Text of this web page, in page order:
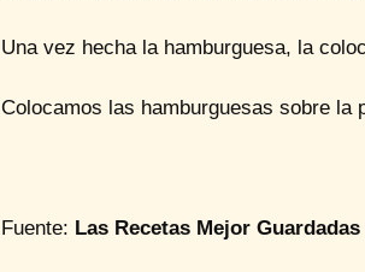
Una vez hecha la hamburguesa, la
Colocamos las hamburguesas sobre la
Fuente: Las Recetas Mejor